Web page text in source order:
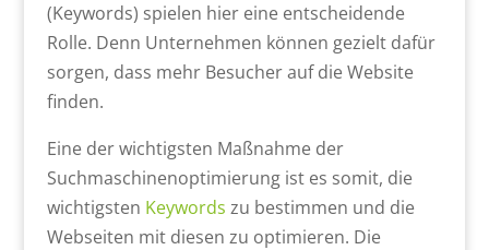
(Keywords) spielen hier eine entscheidende
Rolle. Denn Unternehmen können gezielt dafür
sorgen, dass mehr Besucher auf die Website
finden.
Eine der wichtigsten Maßnahme der
Suchmaschinenoptimierung ist es somit, die
wichtigsten Keywords zu bestimmen und die
Webseiten mit diesen zu optimieren. Die